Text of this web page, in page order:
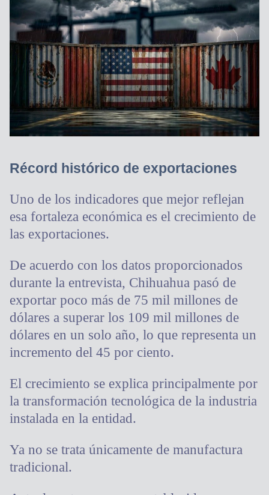
Récord histórico de exportaciones
Uno de los indicadores que mejor reflejan
esa fortaleza económica es el crecimiento de
las exportaciones.
De acuerdo con los datos proporcionados
durante la entrevista, Chihuahua pasó de
exportar poco más de 75 mil millones de
dólares a superar los 109 mil millones de
dólares en un solo año, lo que representa un
incremento del 45 por ciento.
El crecimiento se explica principalmente por
la transformación tecnológica de la industria
instalada en la entidad.
Ya no se trata únicamente de manufactura
tradicional.